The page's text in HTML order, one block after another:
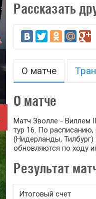
Рассказать
О матче
О матче
Матч Зволле - Виллем
тур 16. По
(Нидерланды, Тилбург)
обновляются по ходу
Результат
Итоговый счет